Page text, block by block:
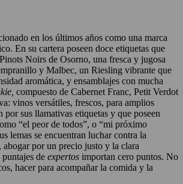
en los últimos años como una marca
En su cartera poseen doce etiquetas que
Noirs de Osorno, una fresca y jugosa
y Malbec, un Riesling vibrante que
aromática, y ensamblajes con mucha
compuesto de Cabernet Franc, Petit Verdot
vinos versátiles, frescos, para amplios
por sus llamativas etiquetas y que poseen
“el peor de todos”, o “mi próximo
lemas se encuentran luchar contra la
por un precio justo y la clara
de expertos importan cero puntos. No
hacer para acompañar la comida y la